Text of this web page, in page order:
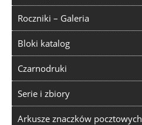
Roczniki – Galeria
Bloki katalog
Czarnodruki
Serie i zbiory
Arkusze znaczków pocztowych